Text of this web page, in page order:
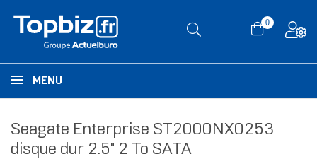
0
MENU
Seagate Enterprise ST2000NX0253
disque dur 2.5" 2 To SATA